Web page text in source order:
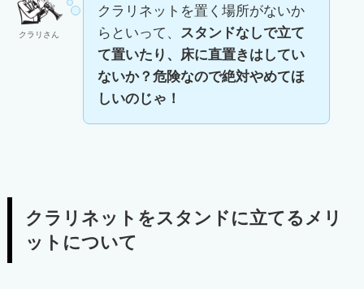
クラリさん
クラリネットを置く場所がないか
らといって、 スタンドなしで立て
て置いたり、床に直置きはしてい
ないか？危険なので絶対やめてほ
しいのじゃ！
クラリネットをスタンドに立てるメリ
ットについて